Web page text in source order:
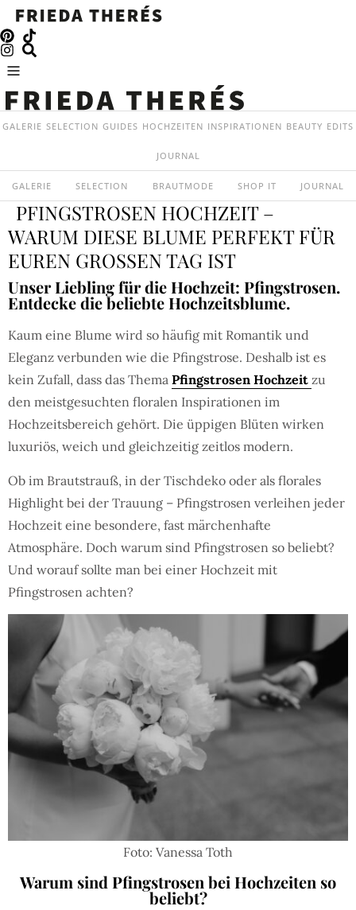
GALERIE SELECTION GUIDES HOCHZEITEN INSPIRATIONEN BEAUTY EDITS
JOURNAL
GALERIE SELECTION BRAUTMODE SHOP IT JOURNAL
PFINGSTROSEN HOCHZEIT –
WARUM DIESE BLUME PERFEKT FÜR
EUREN GROSSEN TAG IST
Unser Liebling für die Hochzeit: Pfingstrosen.
Entdecke die beliebte Hochzeitsblume.
Kaum eine Blume wird so häufig mit Romantik und
Eleganz verbunden wie die Pfingstrose. Deshalb ist es
kein Zufall, dass das Thema Pfingstrosen Hochzeit zu
den meistgesuchten floralen Inspirationen im
Hochzeitsbereich gehört. Die üppigen Blüten wirken
luxuriös, weich und gleichzeitig zeitlos modern.
Ob im Brautstrauß, in der Tischdeko oder als florales
Highlight bei der Trauung – Pfingstrosen verleihen jeder
Hochzeit eine besondere, fast märchenhafte
Atmosphäre. Doch warum sind Pfingstrosen so beliebt?
Und worauf sollte man bei einer Hochzeit mit
Pfingstrosen achten?
Foto: Vanessa Toth
Warum sind Pfingstrosen bei Hochzeiten so
beliebt?